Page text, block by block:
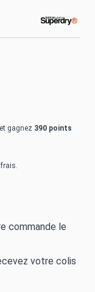
gagnez 390 points
commande le
votre colis